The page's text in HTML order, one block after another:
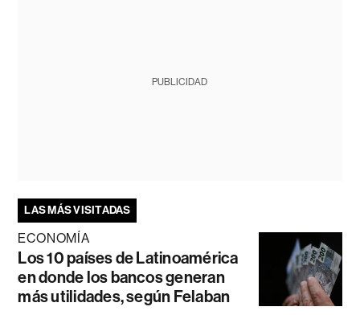
PUBLICIDAD
LAS MÁS VISITADAS
ECONOMÍA
Los 10 países de Latinoamérica
en donde los bancos generan
más utilidades, según Felaban